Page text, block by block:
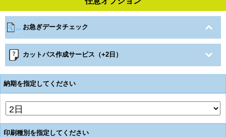
お急ぎデータチェック
カットパス作成サービス（+2日）
納期を指定してください
印刷種別を指定してください